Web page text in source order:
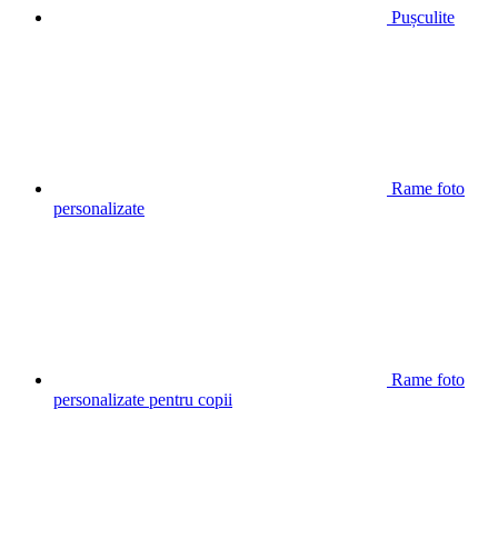
Pușculite
Rame foto
personalizate
Rame foto
personalizate pentru copii